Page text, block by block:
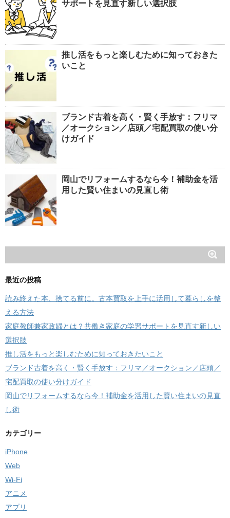
サポートを見直す新しい選択肢
推し活をもっと楽しむために知っておきた
いこと
ブランド古着を高く・賢く手放す：フリマ
／オークション／店頭／宅配買取の使い分
けガイド
岡山でリフォームするなら今！補助金を活
用した賢い住まいの見直し術
最近の投稿
読み終えた本、捨てる前に。古本買取を上手に活用して暮らしを整
える方法
家庭教師兼家政婦とは？共働き家庭の学習サポートを見直す新しい
選択肢
推し活をもっと楽しむために知っておきたいこと
ブランド古着を高く・賢く手放す：フリマ／オークション／店頭／
宅配買取の使い分けガイド
岡山でリフォームするなら今！補助金を活用した賢い住まいの見直
し術
カテゴリー
iPhone
Web
Wi-Fi
アニメ
アプリ